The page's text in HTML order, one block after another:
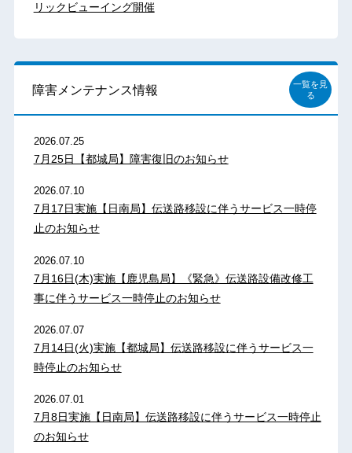
リックビューイング開催
障害メンテナンス情報
一覧を見
る
2026.07.25
7月25日【都城局】障害復旧のお知らせ
2026.07.10
7月17日実施【日南局】伝送路移設に伴うサービス一時停
止のお知らせ
2026.07.10
7月16日(木)実施【鹿児島局】《緊急》伝送路設備改修工
事に伴うサービス一時停止のお知らせ
2026.07.07
7月14日(火)実施【都城局】伝送路移設に伴うサービス一
時停止のお知らせ
2026.07.01
7月8日実施【日南局】伝送路移設に伴うサービス一時停止
のお知らせ